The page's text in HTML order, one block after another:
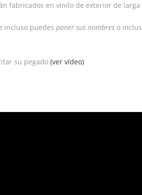
fabricados en vinilo de exterior de
incluso puedesponer sus nombres o
su pegado(ver vídeo)